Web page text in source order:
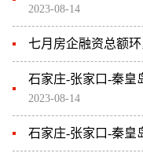
2023-08-14
七月房企融资总额
石家庄-张家口-秦皇
2023-08-14
石家庄-张家口-秦皇